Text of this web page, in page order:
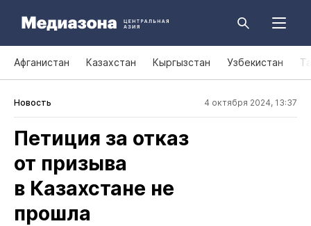
Афганистан Казахстан Кыргызстан Узбекистан
Новость 4 октября 2024, 13:37
Петиция за отказ
от призыва
в Казахстане не
прошла